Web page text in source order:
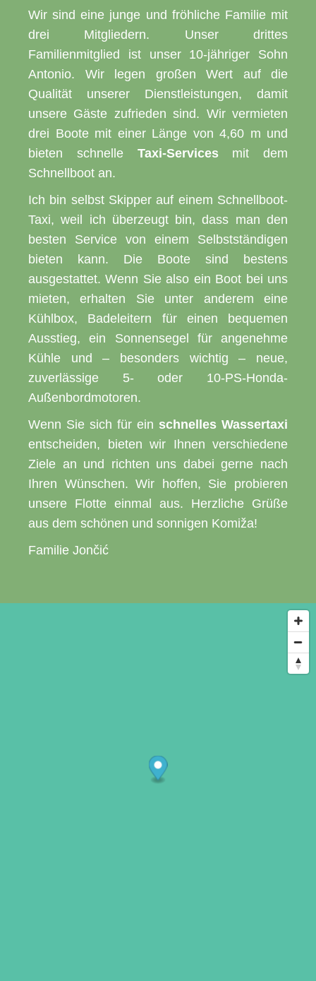
Wir sind eine junge und fröhliche Familie mit
drei Mitgliedern. Unser drittes
Familienmitglied ist unser 10-jähriger Sohn
Antonio. Wir legen großen Wert auf die
Qualität unserer Dienstleistungen, damit
unsere Gäste zufrieden sind. Wir vermieten
drei Boote mit einer Länge von 4,60 m und
bieten schnelle Taxi-Servicesmit dem
Schnellboot an.
Ich bin selbst Skipper auf einem Schnellboot-
Taxi, weil ich überzeugt bin, dass man den
besten Service von einem Selbstständigen
bieten kann. Die Boote sind bestens
ausgestattet. Wenn Sie also ein Boot bei uns
mieten, erhalten Sie unter anderem eine
Kühlbox, Badeleitern für einen bequemen
Ausstieg, ein Sonnensegel für angenehme
Kühle und – besonders wichtig – neue,
zuverlässige 5- oder 10-PS-Honda-
Außenbordmotoren.
Wenn Sie sich für ein schnelles Wassertaxi
entscheiden, bieten wir Ihnen verschiedene
Ziele an und richten uns dabei gerne nach
Ihren Wünschen. Wir hoffen, Sie probieren
unsere Flotte einmal aus. Herzliche Grüße
aus dem schönen und sonnigen Komiža!
Familie Jončić